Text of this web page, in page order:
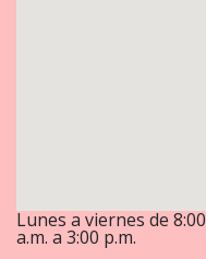
Lunes a viernes de
a.m. a 3:00 p.m.